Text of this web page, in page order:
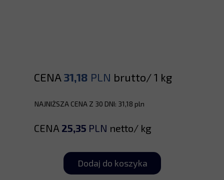
Dodaj do koszyka
CENA 31,18 PLN brutto/ 1 kg
CENA 25,35 PLN netto/ kg
NAJNIŻSZA CENA Z 30 DNI: 31,18 pln